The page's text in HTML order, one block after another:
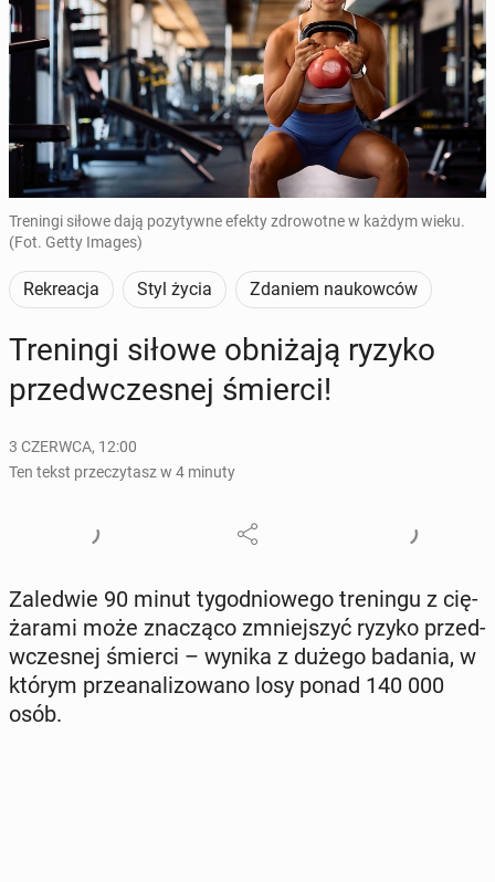
Treningi siłowe dają pozytywne efekty zdrowotne w każdym wieku.
(Fot. Getty Images)
Rekreacja Styl życia Zdaniem naukowców
Tre­nin­gi siłowe ob­ni­ża­ją ryzyko
przed­wcze­snej śmierci!
3 CZERWCA, 12:00
Ten tekst przeczytasz w 4 minuty
Za­le­d­wie 90 minut ty­go­dnio­we­go tre­nin­gu z cię­
ża­ra­mi może zna­czą­co zmniej­szyć ryzyko przed­
wcze­snej śmierci – wynika z dużego badania, w
którym prze­ana­li­zo­wa­no losy ponad 140 000
osób.